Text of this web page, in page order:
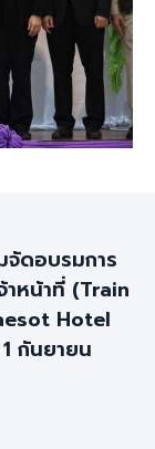
ดอบรมการ
หน้าที่ (Train
Hotel
กันยายน